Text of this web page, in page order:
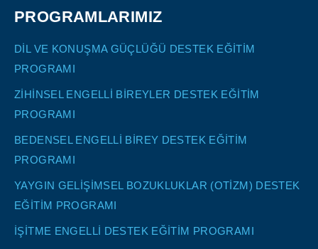
PROGRAMLARIMIZ
DİL VE KONUŞMA GÜÇLÜĞÜ DESTEK EĞİTİM
PROGRAMI
ZİHİNSEL ENGELLİ BİREYLER DESTEK EĞİTİM
PROGRAMI
BEDENSEL ENGELLİ BİREY DESTEK EĞİTİM
PROGRAMI
YAYGIN GELİŞİMSEL BOZUKLUKLAR (OTİZM) DESTEK
EĞİTİM PROGRAMI
İŞİTME ENGELLİ DESTEK EĞİTİM PROGRAMI